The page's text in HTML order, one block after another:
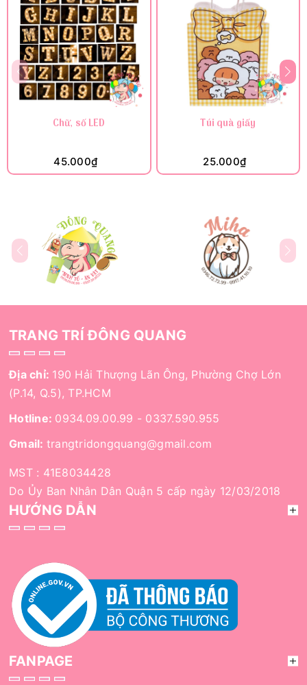
Chữ, số LED
45.000₫
Túi quà giấy
25.000₫
TRANG TRÍ ĐÔNG QUANG
Địa chỉ: 190 Hải Thượng Lãn Ông, Phường Chợ Lớn
(P.14, Q.5), TP.HCM
Hotline: 0934.09.00.99 - 0337.590.955
Gmail: trangtridongquang@gmail.com
MST : 41E8034428
Do Ủy Ban Nhân Dân Quận 5 cấp ngày 12/03/2018
HƯỚNG DẪN
FANPAGE